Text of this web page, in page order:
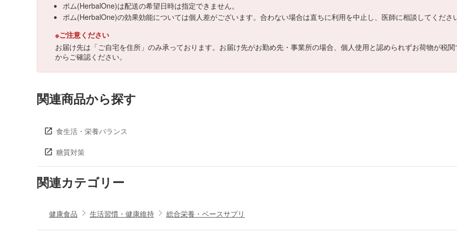
ポム(HerbalOne)は配送の希望日時は指定できません。
ポム(HerbalOne)の効果効能については個人差がございます。合わない場合は直ちに利用を中止し、医師に相談してくださ
※ご注意ください
お届け先は「ご自宅を住所」のみ承っております。お届け先がお勤め先・事業所の場合、個人使用と認められずお荷物が税
からご確認ください。
関連商品から探す
食生活・栄養バランス
糖質対策
関連カテゴリー
健康食品 生活習慣・健康維持 総合栄養・ベースサプリ